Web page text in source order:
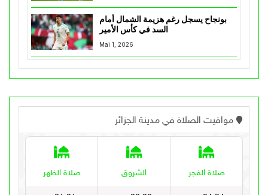
بونجاح يسجل رغم هزيمة الشمال أمام
السد في كأس الأمير
Mai 1, 2026